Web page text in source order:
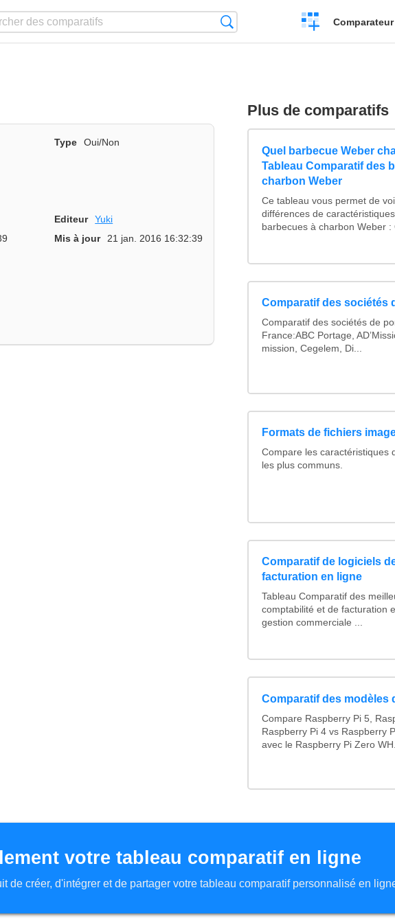
Créer
un
Type
Oui/Non
Editeur
Yuki
Mis à jour
21 jan. 2016 16:32:39
Plus de comparatifs
Quel barbecue Weber
Tableau Comparatif des
charbon Weber
Ce tableau vous permet de
différences de
barbecues à charbon Weber :
Comparatif des sociétés
Comparatif des sociétés de
France:ABC Portage,
mission, Cegelem, Di...
Formats de fichiers
Compare les caractéristiques
les plus communs.
Comparatif de logiciels
facturation en ligne
Tableau Comparatif des
comptabilité et de facturation
gestion commerciale ...
Comparatif des modèles
Compare Raspberry Pi 5,
Raspberry Pi 4 vs Raspberry
avec le Raspberry Pi Zero
votre tableau comparatif en ligne
de créer, d'intégrer et de partager votre tableau comparatif personnalisé en